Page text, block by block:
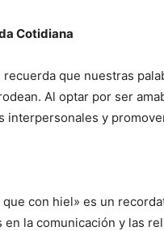
Cotidiana
recuerda que nuestras
Al optar por ser
interpersonales y
con hiel» es un
en la comunicación y las